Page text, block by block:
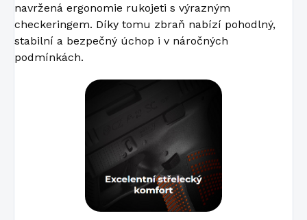
navržená ergonomie rukojeti s výrazným
checkeringem. Díky tomu zbraň nabízí pohodlný,
stabilní a bezpečný úchop i v náročných
podmínkách.